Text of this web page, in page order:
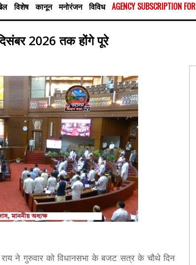
विशेष कानून मनोरंजन विविध AGENCY SUBSCRIPTION
2026 तक होंगे पूरे
ने गुरुवार काे विधानसभा के बजट सत्र के चौथे दिन